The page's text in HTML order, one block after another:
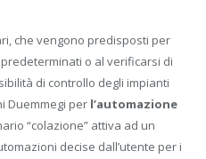
che vengono predisposti per
o al verificarsi di
di controllo degli impianti
Duemmegi per l’automazione
“colazione” attiva ad un
decise dall’utente per i